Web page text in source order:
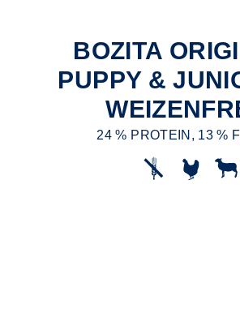
BOZITA
PUPPY &
24 % PROTEIN, 13 %